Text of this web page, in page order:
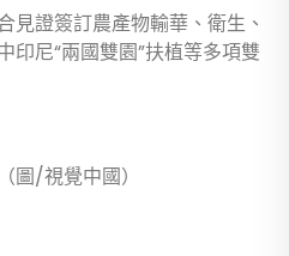
見證簽訂農產物輸華、衛生、
印尼“兩國雙園”扶植等多項雙
/視覺中國）